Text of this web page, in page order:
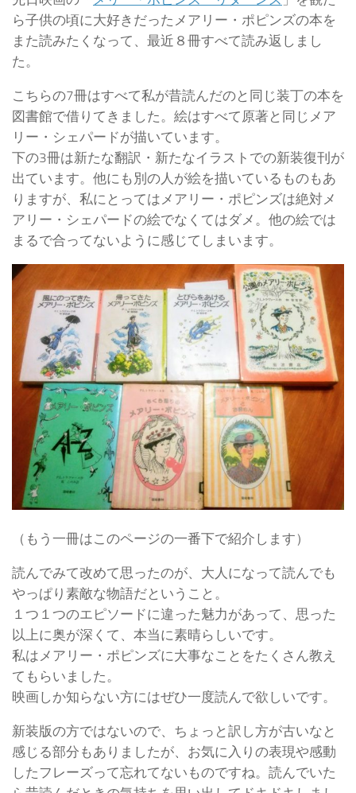
ら子供の頃に大好きだったメアリー・ポピンズの本を
また読みたくなって、最近８冊すべて読み返しまし
た。
こちらの7冊はすべて私が昔読んだのと同じ装丁の本を
図書館で借りてきました。絵はすべて原著と同じメア
リー・シェパードが描いています。
下の3冊は新たな翻訳・新たなイラストでの新装復刊が
出ています。他にも別の人が絵を描いているものもあ
りますが、私にとってはメアリー・ポピンズは絶対メ
アリー・シェパードの絵でなくてはダメ。他の絵では
まるで合ってないように感じてしまいます。
（もう一冊はこのページの一番下で紹介します）
読んでみて改めて思ったのが、大人になって読んでも
やっぱり素敵な物語だということ。
１つ１つのエピソードに違った魅力があって、思った
以上に奥が深くて、本当に素晴らしいです。
私はメアリー・ポピンズに大事なことをたくさん教え
てもらいました。
映画しか知らない方にはぜひ一度読んで欲しいです。
新装版の方ではないので、ちょっと訳し方が古いなと
感じる部分もありましたが、お気に入りの表現や感動
したフレーズって忘れてないものですね。読んでいた